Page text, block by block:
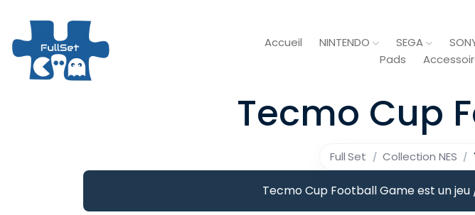
Accueil NINTENDO SEGA
Pads
Tecmo Cup
Full Set Collection NES
Tecmo Cup Football Game est un